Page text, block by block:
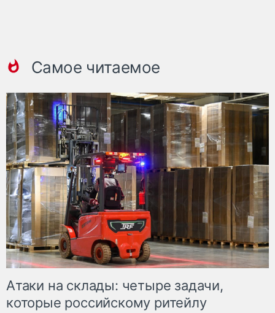
Самое читаемое
Атаки на склады: четыре задачи,
которые российскому ритейлу